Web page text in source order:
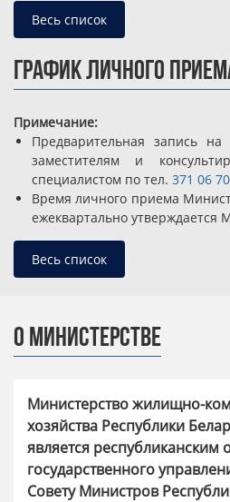
Весь список
ГРАФИК ЛИЧНОГО
Примечание:
Предварительная запись
заместителям и
специалистом по тел. 371 06 70
Время личного приема
ежеквартально утверждается
Весь список
О МИНИСТЕРСТВЕ
Министерство жилищно-
хозяйства Республики
является республиканским
государственного
Совету Министров